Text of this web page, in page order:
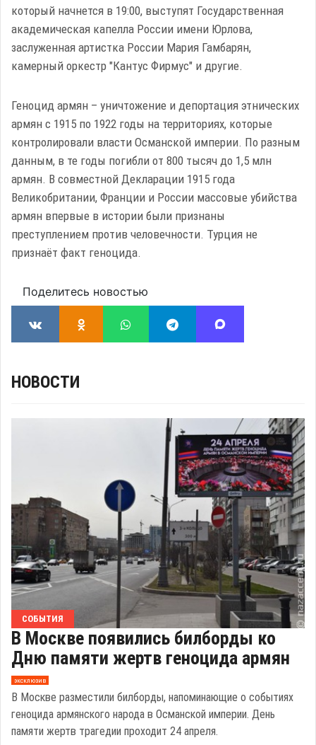
который начнется в 19:00, выступят Государственная
академическая капелла России имени Юрлова,
заслуженная артистка России Мария Гамбарян,
камерный оркестр "Кантус Фирмус" и другие.
Геноцид армян – уничтожение и депортация этнических
армян с 1915 по 1922 годы на территориях, которые
контролировали власти Османской империи. По разным
данным, в те годы погибли от 800 тысяч до 1,5 млн
армян. В совместной Декларации 1915 года
Великобритании, Франции и России массовые убийства
армян впервые в истории были признаны
преступлением против человечности. Турция не
признаёт факт геноцида.
Поделитесь новостью
НОВОСТИ
СОБЫТИЯ
В Москве появились билборды ко
Дню памяти жертв геноцида армян
эксклюзив
В Москве разместили билборды, напоминающие о событиях
геноцида армянского народа в Османской империи. День
памяти жертв трагедии проходит 24 апреля.